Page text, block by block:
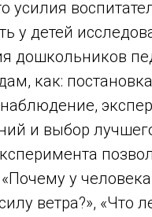
усилия
у детей
дошкольников
как:
и выбор
у
ветра?», «Что